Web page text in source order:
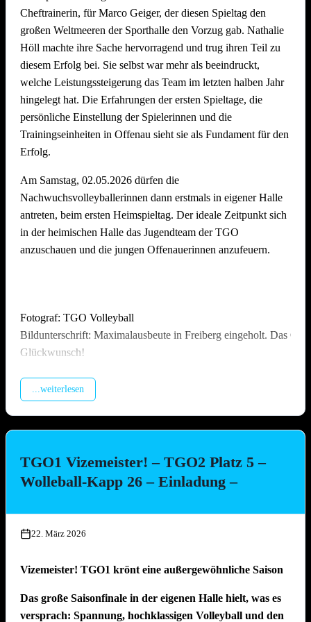
Wir freuen uns schon jetzt auf den5. Offenauer
Beachvolleyball Cup Ende Juni 2027– und hoffen, euch
alle (wieder) auf dem Sand begrüßen zu dürfen!
Cheftrainerin, für Marco Geiger, der diesen Spieltag den
großen Weltmeeren der Sporthalle den Vorzug gab. Nathalie
Höll machte ihre Sache hervorragend und trug ihren Teil zu
diesem Erfolg bei. Sie selbst war mehr als beeindruckt,
welche Leistungssteigerung das Team im letzten halben Jahr
hingelegt hat. Die Erfahrungen der ersten Spieltage, die
persönliche Einstellung der Spielerinnen und die
Trainingseinheiten in Offenau sieht sie als Fundament für den
Erfolg.
Am Samstag, 02.05.2026 dürfen die
Nachwuchsvolleyballerinnen dann erstmals in eigener Halle
antreten, beim ersten Heimspieltag. Der ideale Zeitpunkt sich
in der heimischen Halle das Jugendteam der TGO
anzuschauen und die jungen Offenauerinnen anzufeuern.
Fotograf: TGO Volleyball
Bildunterschrift: Maximalausbeute in Freiberg eingeholt. Das
Glückwunsch!
...weiterlesen
TGO1 Vizemeister! – TGO2 Platz 5 –
Wolleball-Kapp 26 – Einladung –
22. März 2026
Vizemeister! TGO1 krönt eine außergewöhnliche Saison
Das große Saisonfinale in der eigenen Halle hielt, was es
versprach: Spannung, hochklassigen Volleyball und den